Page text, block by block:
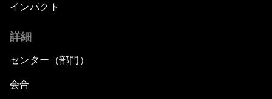
インパクト
詳細
センター（部門）
会合